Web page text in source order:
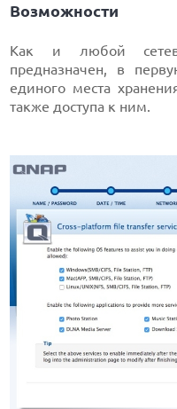
Возможности
Как и любой
предназначен, в
единого места
также доступа к ним.